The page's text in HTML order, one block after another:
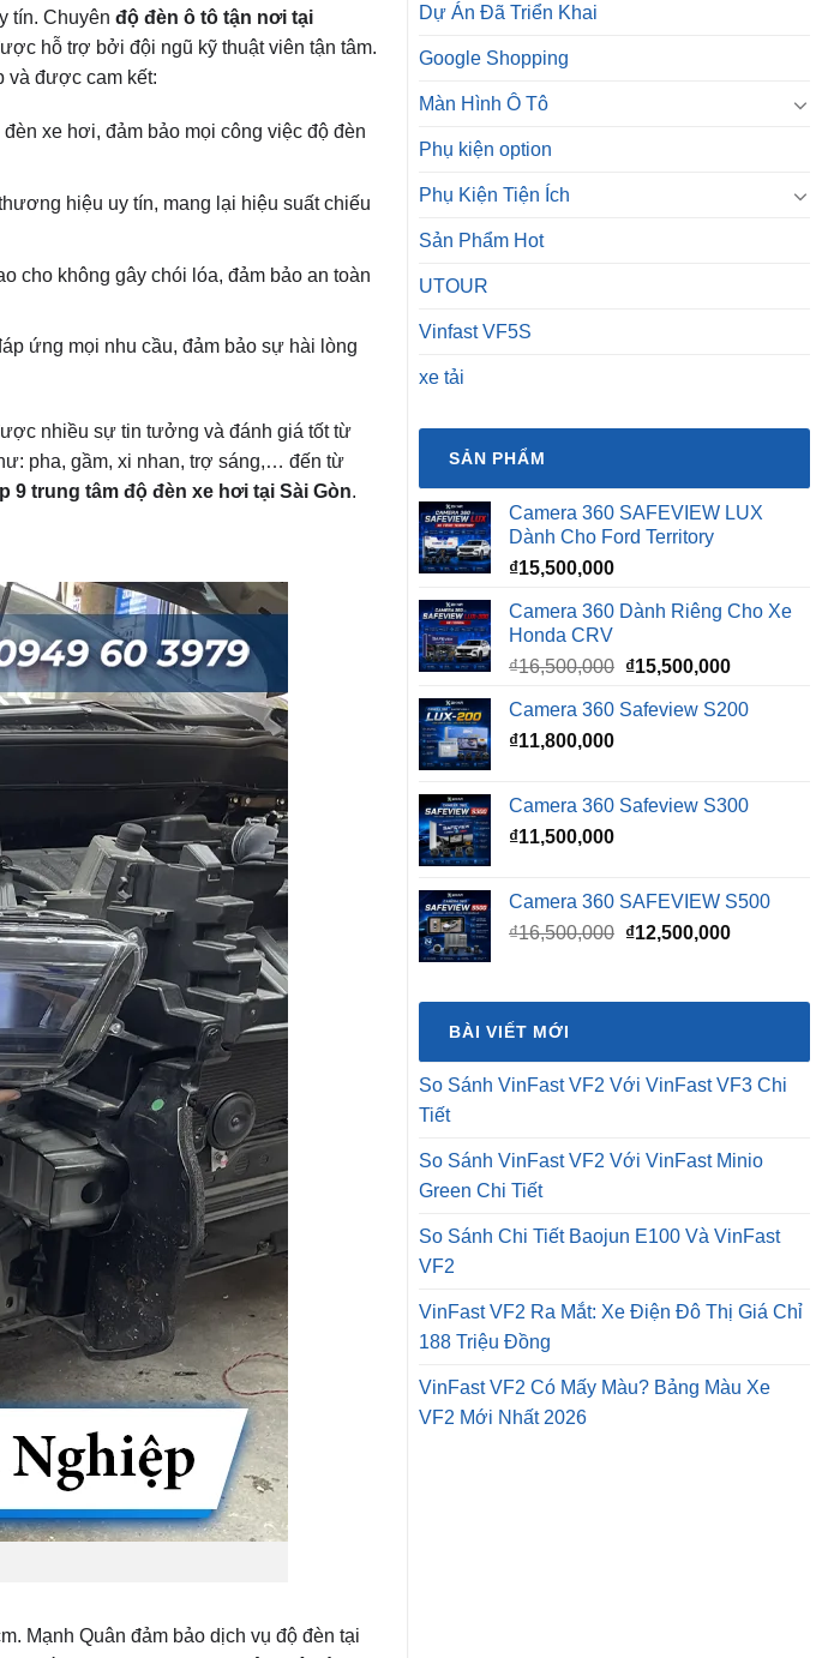
tín. Chuyên độ đèn ô tô tận nơi tại
hỗ trợ bởi đội ngũ kỹ thuật viên tận tâm.
và được cam kết:
xe hơi, đảm bảo mọi công việc độ đèn
hiệu uy tín, mang lại hiệu suất chiếu
cho không gây chói lóa, đảm bảo an toàn
ứng mọi nhu cầu, đảm bảo sự hài lòng
nhiều sự tin tưởng và đánh giá tốt từ
pha, gầm, xi nhan, trợ sáng,… đến từ
9 trung tâm độ đèn xe hơi tại Sài Gòn.
Mạnh Quân đảm bảo dịch vụ độ đèn tại
Dự Án Đã Triển Khai
Google Shopping
Màn Hình Ô Tô
Phụ kiện option
Phụ Kiện Tiện Ích
Sản Phẩm Hot
UTOUR
Vinfast VF5S
xe tải
SẢN PHẨM
Camera 360 SAFEVIEW LUX
Dành Cho Ford Territory
₫15,500,000
Camera 360 Dành Riêng Cho Xe
Honda CRV
₫16,500,000 Giá
là:
₫15,500,000Giá
tại
Camera 360 Safeview S200
₫11,800,000
Camera 360 Safeview S300
₫11,500,000
Camera 360 SAFEVIEW S500
₫16,500,000 Giá
₫16,500,000.
₫12,500,000Giá
là:
BÀI VIẾT MỚI
So Sánh VinFast VF2 Với VinFast VF3 Chi
Tiết
So Sánh VinFast VF2 Với VinFast Minio
Green Chi Tiết
So Sánh Chi Tiết Baojun E100 Và VinFast
VF2
VinFast VF2 Ra Mắt: Xe Điện Đô Thị Giá Chỉ
188 Triệu Đồng
VinFast VF2 Có Mấy Màu? Bảng Màu Xe
VF2 Mới Nhất 2026